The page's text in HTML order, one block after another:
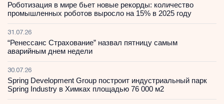
Роботизация в мире бьет новые рекорды: количество
промышленных роботов выросло на 15% в 2025 году
31.07.26
“Ренессанс Страхование” назвал пятницу самым
аварийным днем недели
30.07.26
Spring Development Group построит индустриальный парк
Spring Industry в Химках площадью 76 000 м2